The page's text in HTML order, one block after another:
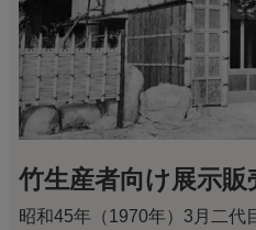
竹生産者向け展示販
昭和45年（1970年）3月二代